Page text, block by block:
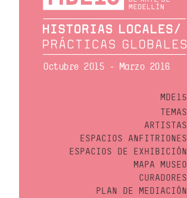
Octubre 2015 - Marzo 2016
MDE15
TEMAS
ARTISTAS
ESPACIOS ANFITRIONES
ESPACIOS DE EXHIBICIÓN
MAPA MUSEO
CURADORES
PLAN DE MEDIACIÓN